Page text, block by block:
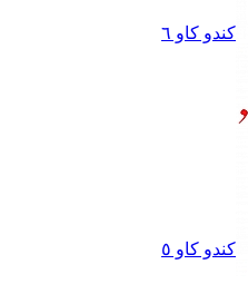
کندو کاو ٦
کندو کاو ٥